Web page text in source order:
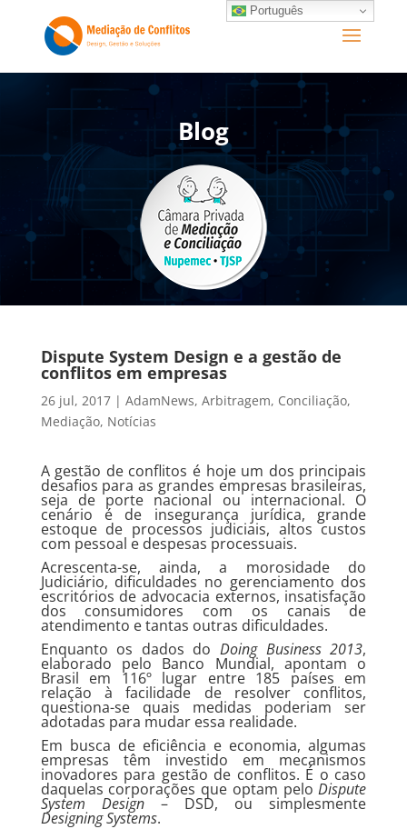
Blog
Dispute System Design e a gestão de
conflitos em empresas
26 jul, 2017| AdamNews, Arbitragem, Conciliação,
Mediação, Notícias
A gestão de conflitos é hoje um dos principais
desafios para as grandes empresas brasileiras,
seja de porte nacional ou internacional. O
cenário é de insegurança jurídica, grande
estoque de processos judiciais, altos custos
com pessoal e despesas processuais.
Acrescenta-se, ainda, a morosidade do
Judiciário, dificuldades no gerenciamento dos
escritórios de advocacia externos, insatisfação
dos consumidores com os canais de
atendimento e tantas outras dificuldades.
Enquanto os dados doDoing Business 2013,
elaborado pelo Banco Mundial, apontam o
Brasil em 116º lugar entre 185 países em
relação à facilidade de resolver conflitos,
questiona-se quais medidas poderiam ser
adotadas para mudar essa realidade.
Em busca de eficiência e economia, algumas
empresas têm investido em mecanismos
inovadores para gestão de conflitos. É o caso
daquelas corporações que optam peloDispute
System Design– DSD, ou simplesmente
Designing Systems.
Português